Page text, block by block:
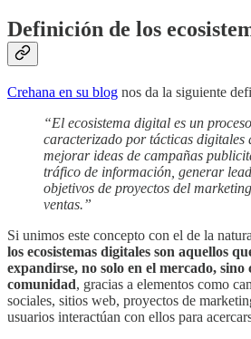
Definición de los
Crehana en su blog nos da la siguiente
“El ecosistema digital es un
caracterizado por tácticas digitales
mejorar ideas de campañas
tráfico de información, generar
objetivos de proyectos del
ventas.”
Si unimos este concepto con el de la
los ecosistemas digitales son aquellos
expandirse, no solo en el mercado, sino
comunidad, gracias a elementos como
sociales, sitios web, proyectos de
usuarios interactúan con ellos para